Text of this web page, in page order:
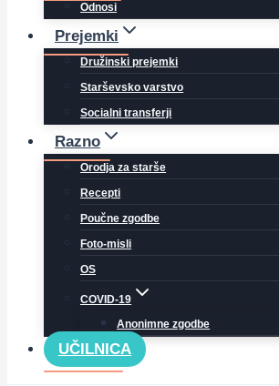
Odnosi
Prejemki
Družinski prejemki
Starševsko varstvo
Socialni transferji
Razno
Orodja za starše
Recepti
Poučne zgodbe
Foto-misli
OS
COVID-19
Anonimne zgodbe
UČILNICA